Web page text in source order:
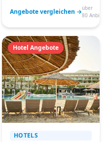
Angebote vergleichen →über
80
Hotel Angebote
HOTELS